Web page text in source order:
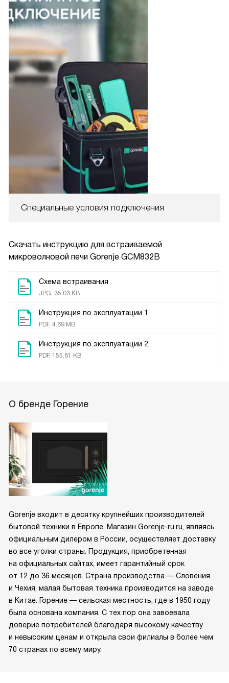
Специальные условия подключения
Скачать инструкцию для встраиваемой
микроволновой печи Gorenje GCM832B
Схема встраивания
JPG, 35.03 KB
Инструкция по эксплуатации 1
PDF, 4.69 MB
Инструкция по эксплуатации 2
PDF, 155.81 KB
О бренде Горение
Gorenje входит в десятку крупнейших производителей
бытовой техники в Европе. Магазин Gorenje-ru.ru, являясь
официальным дилером в России, осуществляет доставку
во все уголки страны. Продукция, приобретенная
на официальных сайтах, имеет гарантийный срок
от 12 до 36 месяцев. Страна производства — Словения
и Чехия, малая бытовая техника производится на заводе
в Китае. Горение — сельская местность, где в 1950 году
была основана компания. С тех пор она завоевала
доверие потребителей благодаря высокому качеству
и невысоким ценам и открыла свои филиалы в более чем
70 странах по всему миру.